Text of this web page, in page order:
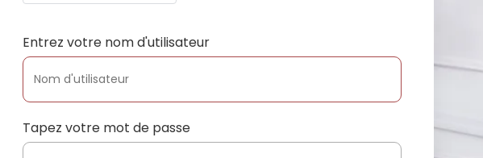
Entrez votre nom d'utilisateur
Tapez votre mot de passe